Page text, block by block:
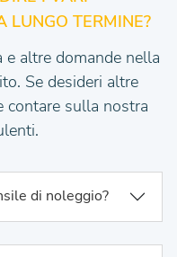
LUNGO TERMINE?
altre domande nella
Se desideri altre
contare sulla nostra
di noleggio?